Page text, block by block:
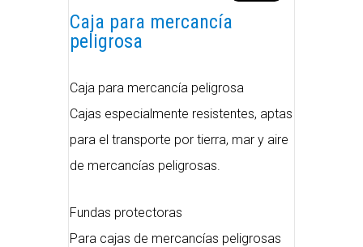
Caja para mercancía
peligrosa
Caja para mercancía peligrosa
Cajas especialmente resistentes, aptas
para el transporte por tierra, mar y aire
de mercancías peligrosas.
Fundas protectoras
Para cajas de mercancías peligrosas